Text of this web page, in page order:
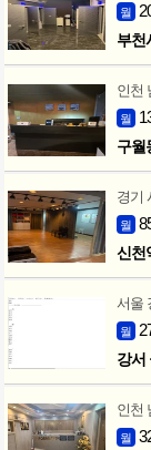
월
부천
인천
월
구월
경기
월
신천
서울
월
강서
인천
월